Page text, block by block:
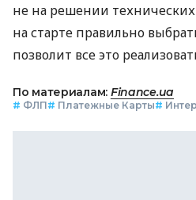
не на решении
на старте правильно
позволит все это
По материалам: Finance.ua
# ФЛП# Платежные Карты#